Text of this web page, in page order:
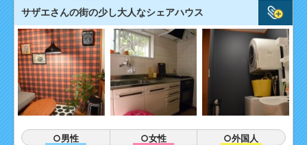
サザエさんの街の少し大人なシェアハウス
○男性 ○女性 ○外国人